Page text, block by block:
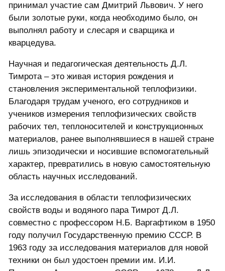
принимал участие сам Дмитрий Львович. У него
были золотые руки, когда необходимо было, он
выполнял работу и слесаря и сварщика и
кварцедува.
Научная и педагогическая деятельность Д.Л.
Тимрота – это живая история рождения и
становления экспериментальной теплофизики.
Благодаря трудам ученого, его сотрудников и
учеников измерения теплофизических свойств
рабочих тел, теплоносителей и конструкционных
материалов, ранее выполнявшиеся в нашей стране
лишь эпизодически и носившие вспомогательный
характер, превратились в новую самостоятельную
область научных исследований.
За исследования в области теплофизических
свойств воды и водяного пара Тимрот Д.Л.
совместно с профессором Н.Б. Варгафтиком в 1950
году получил Государственную премию СССР. В
1963 году за исследования материалов для новой
техники он был удостоен премии им. И.И.